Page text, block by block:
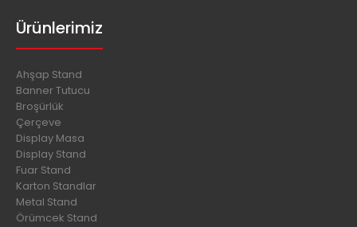
Ürünlerimiz
Ahşap Stand
Banner Tutucu
Broşürlük
Çerçeve
Display Masa
Display Stand
Fuar Stand
Karton Standlar
Metal Stand
Örümcek Stand